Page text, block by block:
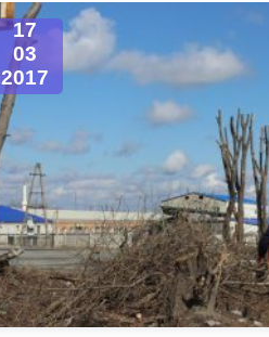
17
03
2017